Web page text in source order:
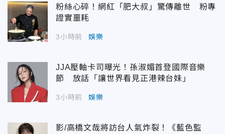
粉絲心碎！網紅「肥大叔」驚傳離世 粉專
證實噩耗
3小時前 娛樂
JJA壓軸卡司曝光！孫淑媚首登國際音樂
節 放話「讓世界看見正港辣台妹」
3小時前 娛樂
影/高橋文哉將訪台人氣炸裂！《藍色監